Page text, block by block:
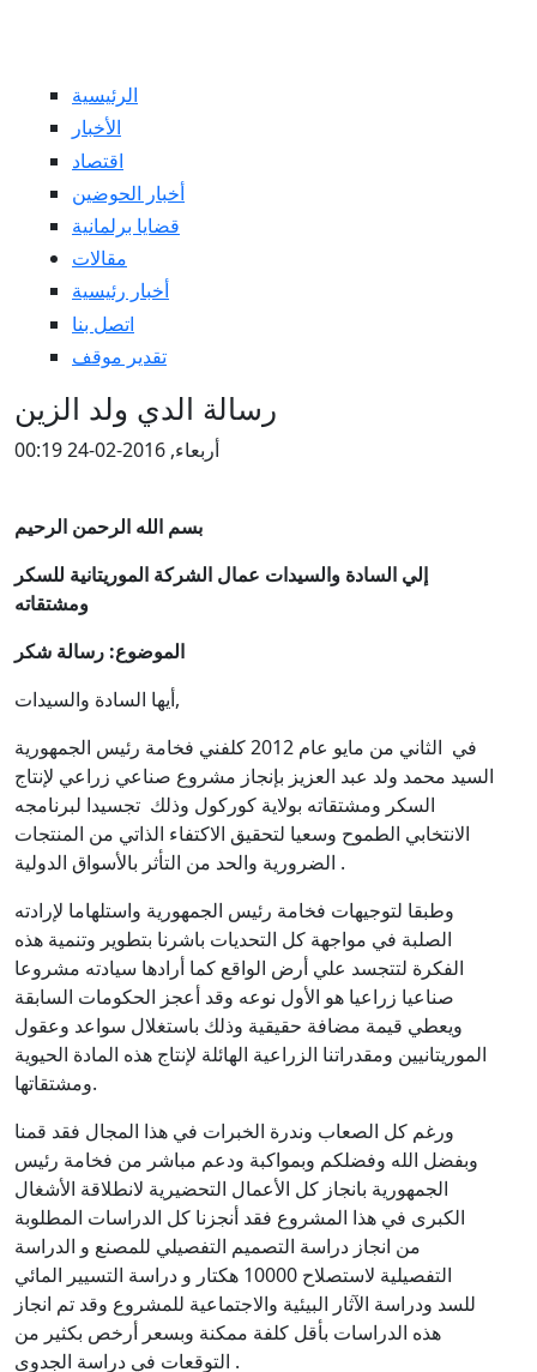
الرئيسية
الأخبار
اقتصاد
أخبار الحوضين
قضايا برلمانية
مقالات
أخبار رئيسية
اتصل بنا
تقدير موقف
رسالة الدي ولد الزين
أربعاء, 2016-02-24 00:19
بسم الله الرحمن الرحيم
إلي السادة والسيدات عمال الشركة الموريتانية للسكر
ومشتقاته
الموضوع: رسالة شكر
أيها السادة والسيدات,
في الثاني من مايو عام 2012 كلفني فخامة رئيس الجمهورية
السيد محمد ولد عبد العزيز بإنجاز مشروع صناعي زراعي لإنتاج
السكر ومشتقاته بولاية كوركول وذلك تجسيدا لبرنامجه
الانتخابي الطموح وسعيا لتحقيق الاكتفاء الذاتي من المنتجات
الضرورية والحد من التأثر بالأسواق الدولية .
وطبقا لتوجيهات فخامة رئيس الجمهورية واستلهاما لإرادته
الصلبة في مواجهة كل التحديات باشرنا بتطوير وتنمية هذه
الفكرة لتتجسد علي أرض الواقع كما أرادها سيادته مشروعا
صناعيا زراعيا هو الأول نوعه وقد أعجز الحكومات السابقة
ويعطي قيمة مضافة حقيقية وذلك باستغلال سواعد وعقول
الموريتانيين ومقدراتنا الزراعية الهائلة لإنتاج هذه المادة الحيوية
ومشتقاتها.
ورغم كل الصعاب وندرة الخبرات في هذا المجال فقد قمنا
وبفضل الله وفضلكم وبمواكبة ودعم مباشر من فخامة رئيس
الجمهورية بانجاز كل الأعمال التحضيرية لانطلاقة الأشغال
الكبرى في هذا المشروع فقد أنجزنا كل الدراسات المطلوبة
من انجاز دراسة التصميم التفصيلي للمصنع و الدراسة
التفصيلية لاستصلاح 10000 هكتار و دراسة التسيير المائي
للسد ودراسة الآثار البيئية والاجتماعية للمشروع وقد تم انجاز
هذه الدراسات بأقل كلفة ممكنة وبسعر أرخص بكثير من
التوقعات في دراسة الجدوى .